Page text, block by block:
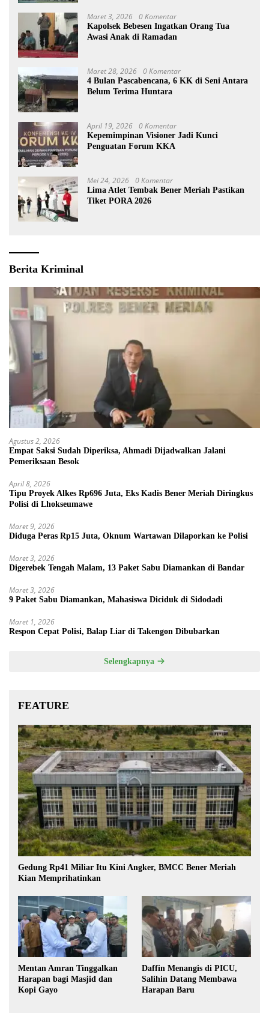
Maret 3, 2026 0 Komentar
Kapolsek Bebesen Ingatkan Orang Tua
Awasi Anak di Ramadan
Maret 28, 2026 0 Komentar
4 Bulan Pascabencana, 6 KK di Seni Antara
Belum Terima Huntara
April 19, 2026 0 Komentar
Kepemimpinan Visioner Jadi Kunci
Penguatan Forum KKA
Mei 24, 2026 0 Komentar
Lima Atlet Tembak Bener Meriah Pastikan
Tiket PORA 2026
Berita Kriminal
Agustus 2, 2026
Empat Saksi Sudah Diperiksa, Ahmadi Dijadwalkan Jalani
Pemeriksaan Besok
April 8, 2026
Tipu Proyek Alkes Rp696 Juta, Eks Kadis Bener Meriah Diringkus
Polisi di Lhokseumawe
Maret 9, 2026
Diduga Peras Rp15 Juta, Oknum Wartawan Dilaporkan ke Polisi
Maret 3, 2026
Digerebek Tengah Malam, 13 Paket Sabu Diamankan di Bandar
Maret 3, 2026
9 Paket Sabu Diamankan, Mahasiswa Diciduk di Sidodadi
Maret 1, 2026
Respon Cepat Polisi, Balap Liar di Takengon Dibubarkan
Selengkapnya
FEATURE
Gedung Rp41 Miliar Itu Kini Angker, BMCC Bener Meriah
Kian Memprihatinkan
Mentan Amran Tinggalkan
Harapan bagi Masjid dan
Kopi Gayo
Daffin Menangis di PICU,
Salihin Datang Membawa
Harapan Baru